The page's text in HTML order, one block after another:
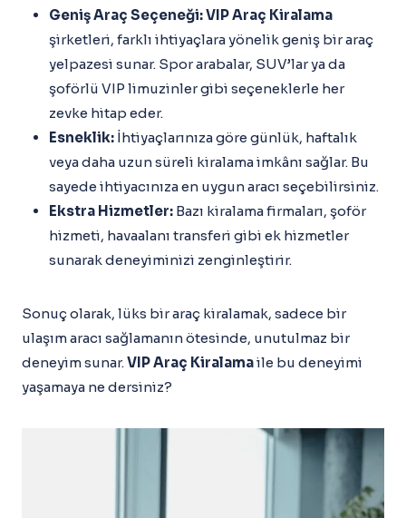
Geniş Araç Seçeneği:VIP Araç Kiralama
şirketleri, farklı ihtiyaçlara yönelik geniş bir araç
yelpazesi sunar. Spor arabalar, SUV’lar ya da
şoförlü VIP limuzinler gibi seçeneklerle her
zevke hitap eder.
Esneklik: İhtiyaçlarınıza göre günlük, haftalık
veya daha uzun süreli kiralama imkânı sağlar. Bu
sayede ihtiyacınıza en uygun aracı seçebilirsiniz.
Ekstra Hizmetler: Bazı kiralama firmaları, şoför
hizmeti, havaalanı transferi gibi ek hizmetler
sunarak deneyiminizi zenginleştirir.
Sonuç olarak, lüks bir araç kiralamak, sadece bir
ulaşım aracı sağlamanın ötesinde, unutulmaz bir
deneyim sunar.VIP Araç Kiralamaile bu deneyimi
yaşamaya ne dersiniz?